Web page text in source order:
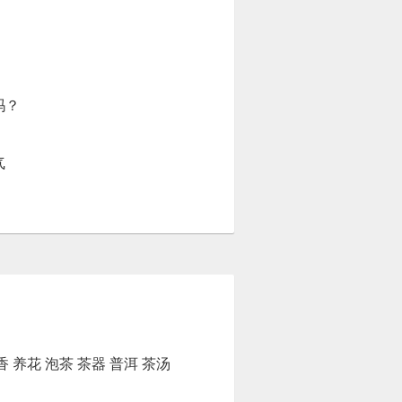
养花 泡茶 茶器 普洱 茶汤